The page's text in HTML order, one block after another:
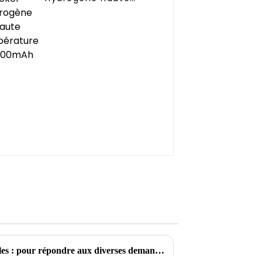
Le choix de l'emballage des câbles : pour répondre aux diverses demandes des consommateurs